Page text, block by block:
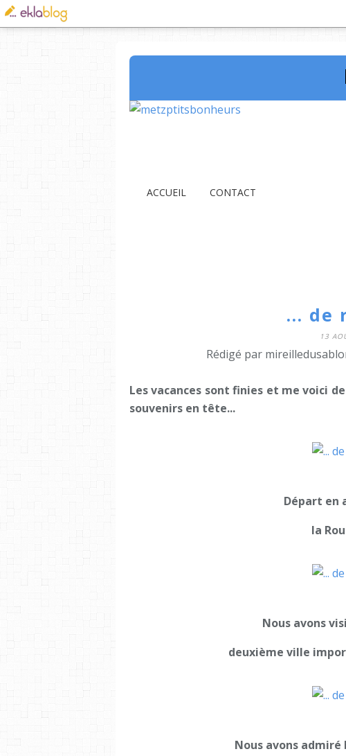
ACCUEIL CONTACT
... de
13
Rédigé par
Les vacances sont finies et me voici
souvenirs en tête...
Départ en
la
Nous avons
deuxième ville
Nous avons admiré